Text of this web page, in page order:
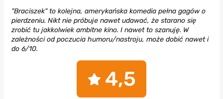
"Braciszek" to kolejna, amerykańska komedia pełna gagów o
pierdzeniu. Nikt nie próbuje nawet udawać, że starano się
zrobić tu jakkolwiek ambitne kino. I nawet to szanuję. W
zależności od poczucia humoru/nastroju, może dobić nawet i
do 6/10.
4,5